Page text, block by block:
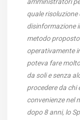
quale risoluzione
disinformazione
metodo
operativamente
poteva fare
da soli e senza
procedere da chi
convenienze nel
dopo 8 anni, lo